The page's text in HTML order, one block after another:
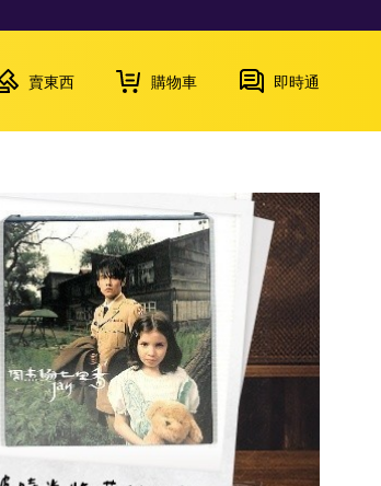
賣東西 購物車 即時通